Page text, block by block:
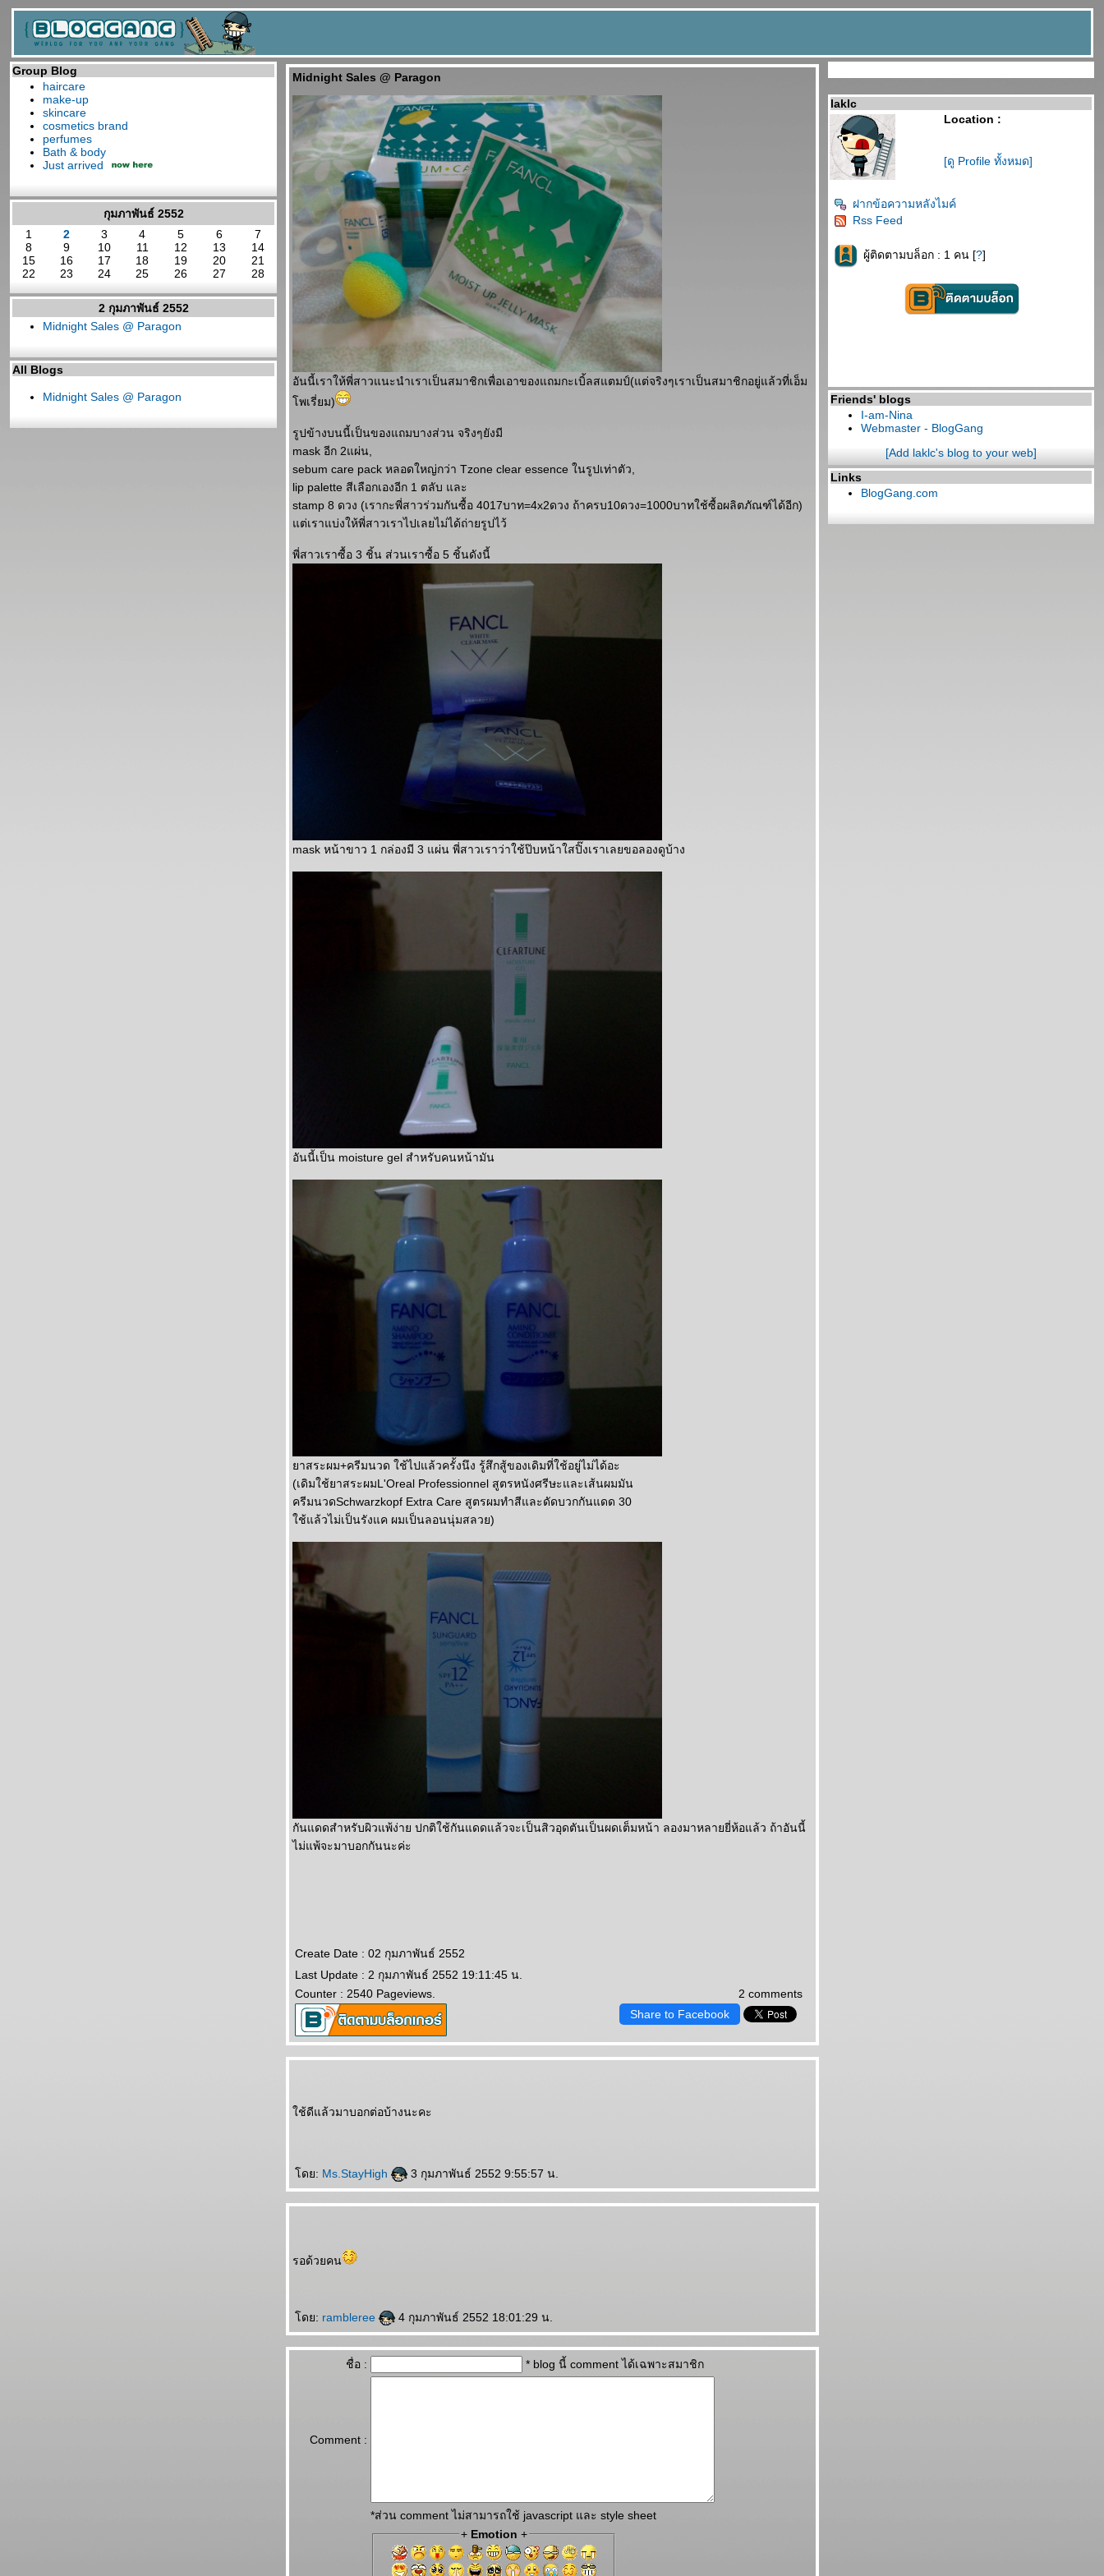
Group Blog
haircare
make-up
skincare
cosmetics brand
perfumes
Bath & body
Just arrived
กุมภาพันธ์ 2552
1
2 3 4 5 6
7
8
9 10 11 12 13
14
15
16 17 18 19 20
21
22
23 24 25 26 27 28
2 กุมภาพันธ์ 2552
Midnight Sales @ Paragon
All Blogs
Midnight Sales @ Paragon
Midnight Sales @ Paragon
อันนี้เราให้พี่สาวแนะนำเราเป็นสมาชิกเพื่อเอาของแถมกะเบิ้ลสแตมป์(แต่จริงๆเราเป็นสมาชิกอยู่แล้วที่เอ็ม
พเรี่ยม)
รูปข้างบนนี้เป็นของแถมบางส่วน จริงๆยังมี
mask อีก 2แผ่น,
sebum care pack หลอดใหญ่กว่า Tzone clear essence ในรูปเท่าตัว,
lip palette สีเลือกเองอีก 1 ตลับ และ
stamp 8 ดวง (เรากะพี่สาวร่วมกันซื้อ 4017บาท=4x2ดวง ถ้าครบ10ดวง=1000บาทใช้ซื้อผลิตภัณฑ์ได้อีก)
ต่เราแบ่งให้พี่สาวเราไปเลยไม่ได้ถ่ายรูปไว้
พี่สาวเราซื้อ 3 ชิ้น ส่วนเราซื้อ 5 ชิ้นดังนี้
mask หน้าขาว 1 กล่องมี 3 แผ่น พี่สาวเราว่าใช้ป๊บหน้าใสปิ๊งเราเลยขอลองดูบ้าง
อันนี้เป็น moisture gel สำหรับคนหน้ามัน
าสระผม+ครีมนวด ใช้ไปแล้วครั้งนึง รู้สึกสู้ของเดิมที่ใช้อยู่ไม่ได้อะ
(เดิมใช้ยาสระผมL'Oreal Professionnel สูตรหนังศรีษะและเส้นผมมัน
ครีมนวดSchwarzkopf Extra Care สูตรผมทำสีและดัดบวกกันแดด 30
ช้แล้วไม่เป็นรังแค ผมเป็นลอนนุ่มสลวย)
กันแดดสำหรับผิวแพ้ง่าย ปกติใช้กันแดดแล้วจะเป็นสิวอุดตันเป็นผดเต็มหน้า ลองมาหลายยี่ห้อแล้ว ถ้าอันนี้
ไม่แพ้จะมาบอกกันนะค่ะ
Create Date : 02 กุมภาพันธ์ 2552
2 comments
Last Update : 2 กุมภาพันธ์ 2552 19:11:45 น.
Counter : 2540 Pageviews.
Share to Facebook
ช้ดีแล้วมาบอกต่อบ้างนะคะ
ดย: Ms.StayHigh 3 กุมภาพันธ์ 2552 9:55:57 น.
รอด้วยคน
ดย: rambleree 4 กุมภาพันธ์ 2552 18:01:29 น.
ชื่อ : * blog นี้ comment ได้เฉพาะสมาชิก
Comment :
*ส่วน comment ไม่สามารถใช้ javascript และ style sheet
+ Emotion +
laklc
Location :
[ดู Profile ทั้งหมด]
ฝากข้อความหลังไมค์
Rss Feed
ผู้ติดตามบล็อก : 1 คน [?]
Friends' blogs
I-am-Nina
Webmaster - BlogGang
[Add laklc's blog to your web]
Links
BlogGang.com